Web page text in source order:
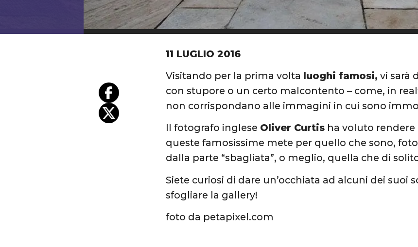
11 LUGLIO 2016
Visitando per la prima volta luoghi famosi, vi sarà
con stupore o un certo malcontento – come, in
non corrispondano alle immagini in cui sono
Il fotografo inglese Oliver Curtis ha voluto
queste famosissime mete per quello che sono,
dalla parte “sbagliata”, o meglio, quella che di
Siete curiosi di dare un’occhiata ad alcuni dei suoi
sfogliare la gallery!
foto da petapixel.com